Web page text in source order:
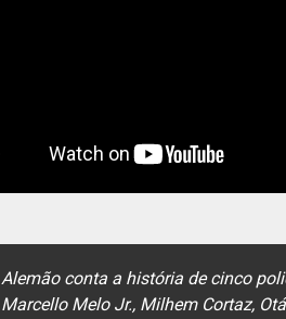
Alemão conta a história de cinco
Marcello Melo Jr., Milhem Cortaz,